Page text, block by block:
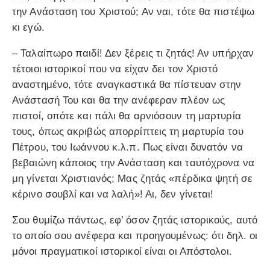
την Ανάσταση του Χριστού; Αν ναι, τότε θα πιστέψω
κι εγώ.
– Ταλαίπωρο παιδί! Δεν ξέρεις τι ζητάς! Αν υπήρχαν
τέτοιοι ιστορικοί που να είχαν δει τον Χριστό
αναστημένο, τότε αναγκαστικά θα πίστευαν στην
Ανάστασή Του και θα την ανέφεραν πλέον ως
πιστοί, οπότε και πάλι θα αρνιόσουν τη μαρτυρία
τους, όπως ακριβώς απορρίπτεις τη μαρτυρία του
Πέτρου, του Ιωάννου κ.λ.π. Πως είναι δυνατόν να
βεβαιώνη κάποιος την Ανάσταση και ταυτόχρονα να
μη γίνεται Χριστιανός; Μας ζητάς «πέρδικα ψητή σε
κέρινο σουβλί και να λαλή»! Αι, δεν γίνεται!
Σου θυμίζω πάντως, εφ’ όσον ζητάς ιστορικούς, αυτό
το οποίο σου ανέφερα και προηγουμένως: ότι δηλ. οι
μόνοι πραγματικοί ιστορικοί είναι οι Απόστολοι.